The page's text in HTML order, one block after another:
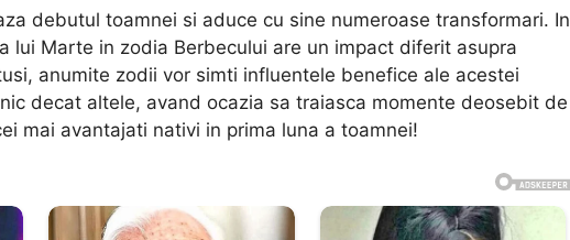
debutul toamnei si aduce cu sine numeroase transformari. In
lui Marte in zodia Berbecului are un impact diferit asupra
anumite zodii vor simti influentele benefice ale acestei
decat altele, avand ocazia sa traiasca momente deosebit de
mai avantajati nativi in prima luna a toamnei!